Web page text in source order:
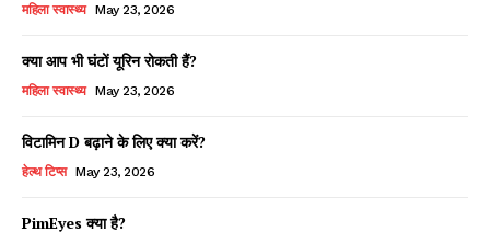
महिला स्वास्थ्य May 23, 2026
क्या आप भी घंटों यूरिन रोकती हैं?
महिला स्वास्थ्य May 23, 2026
विटामिन D बढ़ाने के लिए क्या करें?
हेल्थ टिप्स May 23, 2026
PimEyes क्या है?